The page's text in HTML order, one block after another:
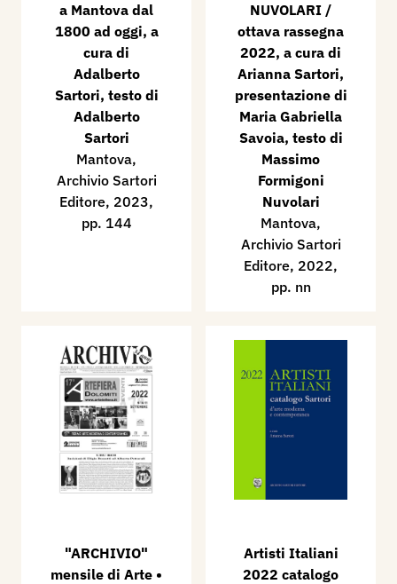
a Mantova dal
1800 ad oggi, a
cura di
Adalberto
Sartori, testo di
Adalberto
Sartori
Mantova,
Archivio Sartori
Editore, 2023,
pp. 144
NUVOLARI /
ottava rassegna
2022, a cura di
Arianna Sartori,
presentazione di
Maria Gabriella
Savoia, testo di
Massimo
Formigoni
Nuvolari
Mantova,
Archivio Sartori
Editore, 2022,
pp. nn
"ARCHIVIO"
mensile di Arte •
Artisti Italiani
2022 catalogo